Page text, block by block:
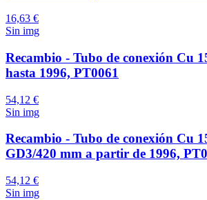
16,63 €
Sin img
Recambio - Tubo de conexión Cu
hasta 1996, PT0061
54,12 €
Sin img
Recambio - Tubo de conexión Cu
GD3/420 mm a partir de 1996,
54,12 €
Sin img